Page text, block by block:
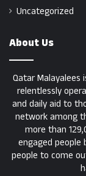
Uncategorized
About Us
Qatar
relentlessly
and daily aid to
network among
more than
engaged people
people to come